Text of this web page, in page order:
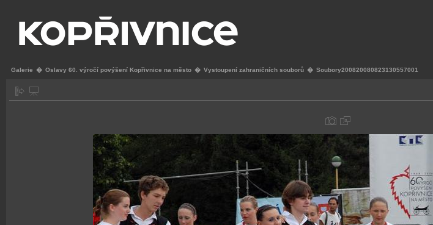
Galerie � Oslavy 60. výročí povýšení Kopřivnice na město � Vystoupení zahraničních souborů � Soubory200820080823130557001